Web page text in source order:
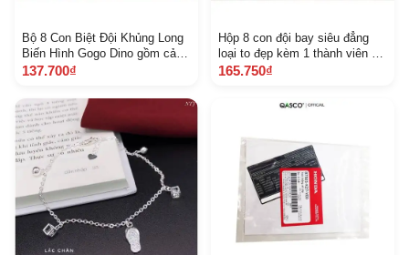
Bộ 8 Con Biệt Đội Khủng Long
Biến Hình Gogo Dino gồm cả
xe và khủng long
137.700₫
Hộp 8 con đội bay siêu đẳng
loại to đẹp kèm 1 thành viên đội
bay ảnh thật
165.750₫